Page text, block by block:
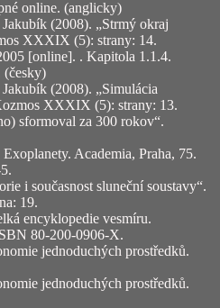
online. (anglicky)
(2008). „Strmý okraj
XXXIX (5): strany: 14.
[online]. . Kapitola 1.1.4.
(česky)
(2008). „Simulácia
XXXIX (5): strany: 13.
sformoval za 300 rokov“.
Academia, Praha, 75.
i současnost sluneční soustavy“.
19.
encyklopedie vesmíru.
80-200-0906-X.
jednoduchých prostředků.
jednoduchých prostředků.